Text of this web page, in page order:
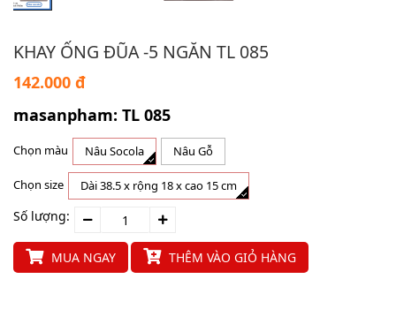
KHAY ỐNG ĐŨA -5 NGĂN TL 085
142.000 đ
masanpham: TL 085
Chọn màu Nâu Socola Nâu Gỗ
Chọn size Dài 38.5 x rộng 18 x cao 15 cm
Số lượng:
MUA NGAY THÊM VÀO GIỎ HÀNG